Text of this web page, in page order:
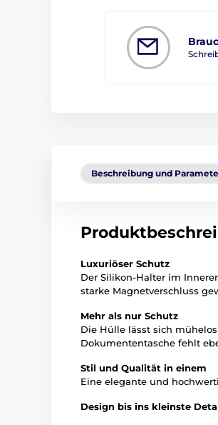
Beschreibung und
Luxuriöser Schutz
Der Silikon-Halter im
starke Magnetverschluss
Mehr als nur Schutz
Die Hülle lässt sich
Dokumententasche fehlt
Stil und Qualität in einem
Eine elegante und
Design bis ins kleinste